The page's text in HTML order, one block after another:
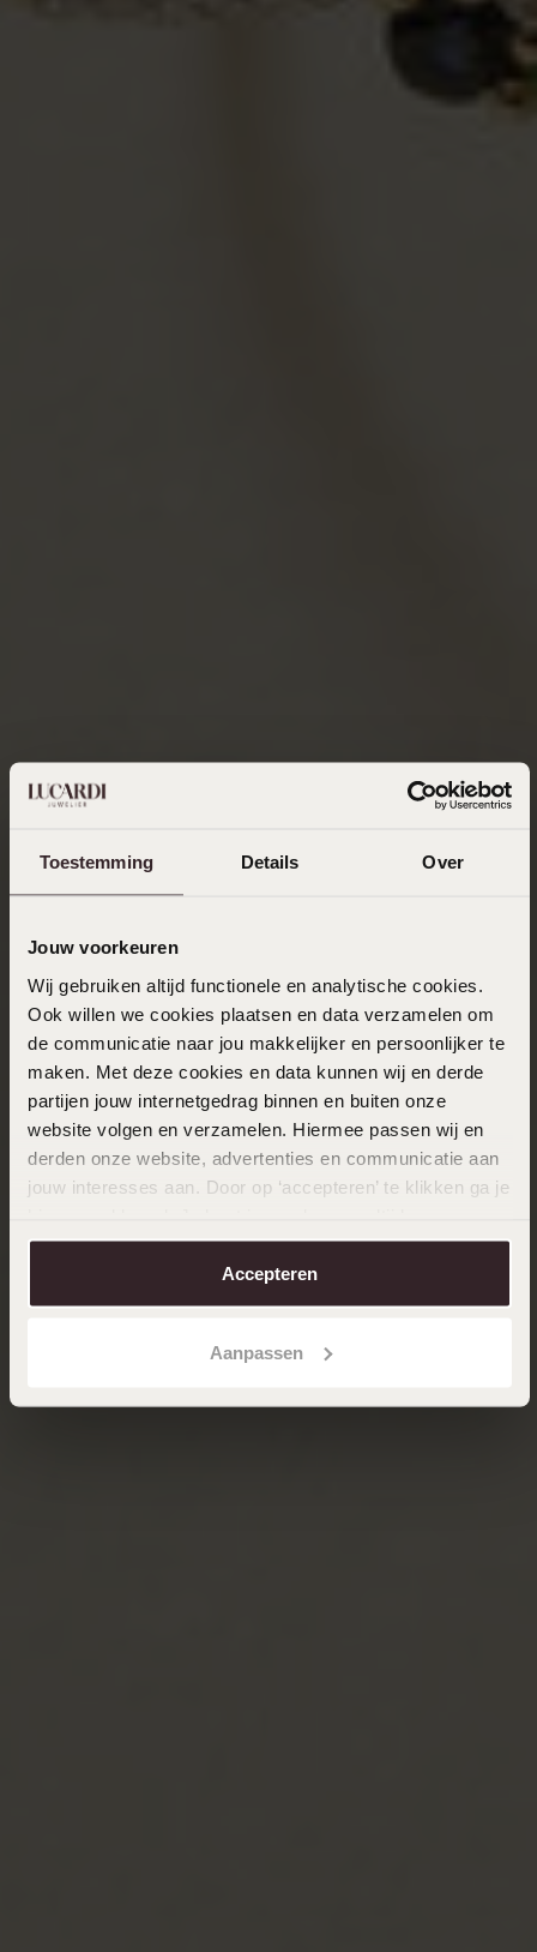
Toestemming Details Over
Jouw voorkeuren
Wij gebruiken altijd functionele en analytische cookies.
Ook willen we cookies plaatsen en data verzamelen om
de communicatie naar jou makkelijker en persoonlijker te
maken. Met deze cookies en data kunnen wij en derde
partijen jouw internetgedrag binnen en buiten onze
website volgen en verzamelen. Hiermee passen wij en
derden onze website, advertenties en communicatie aan
jouw interesses aan. Door op ‘accepteren’ te klikken ga je
aanpassen. Lees er meer over in onscookiebeleid.
Accepteren
Aanpassen